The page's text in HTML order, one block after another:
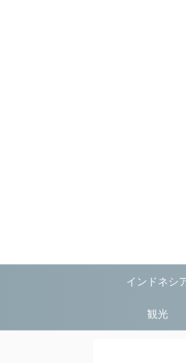
インドネシ
観光